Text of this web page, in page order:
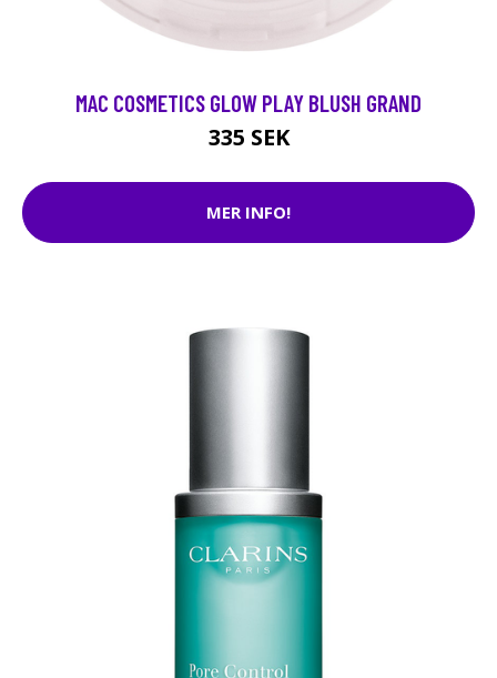
MAC COSMETICS GLOW PLAY BLUSH GRAND
335 SEK
MER INFO!